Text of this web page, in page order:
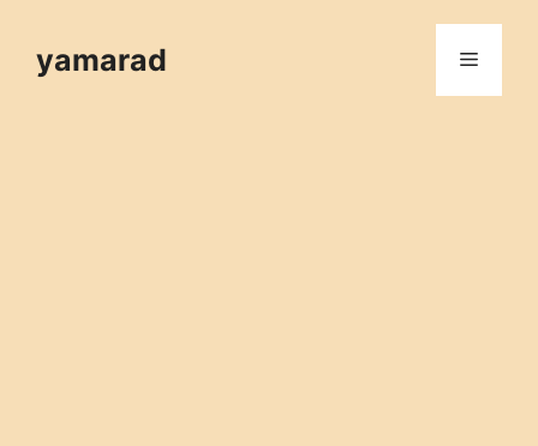
yamarad 메